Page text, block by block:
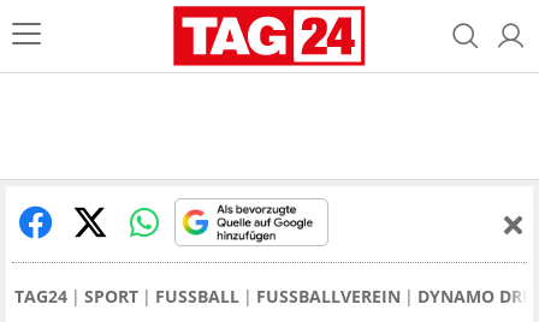
TAG24 SPORT FUSSBALL FUSSBALLVEREIN DYNAMO